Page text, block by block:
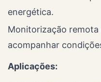
energética.
Monitorização remota
acompanhar
Aplicações: